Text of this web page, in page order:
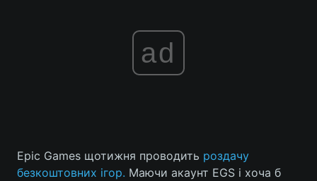
ad
Epic Games щотижня проводить роздачу
безкоштовних ігор. Маючи акаунт EGS і хоча б